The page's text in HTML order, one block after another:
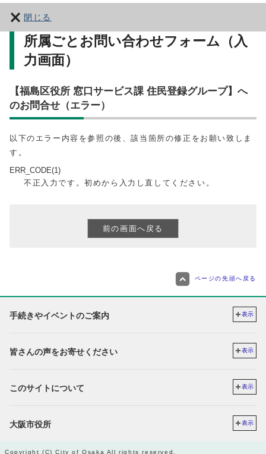
閉じる
所属ごとお問い合わせフォーム（入
力画面）
【福島区役所 窓口サービス課 住民登録グループ】へ
のお問合せ（エラー）
以下のエラー内容を参照の後、該当箇所の修正をお願い致しま
す。
ERR_CODE(1)
不正入力です。初めから入力し直してください。
ページの先頭へ戻る
手続きやイベントのご案内 表示
皆さんの声をお寄せください 表示
このサイトについて 表示
大阪市役所 表示
Copyright (C) City of Osaka All rights reserved.